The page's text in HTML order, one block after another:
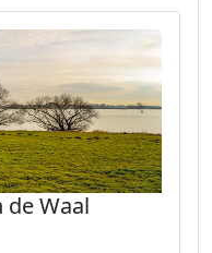
de Waal